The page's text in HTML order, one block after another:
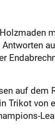
auf dem
Trikot von